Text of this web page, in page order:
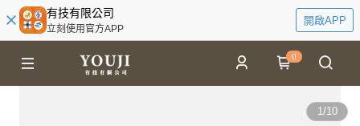
有技有限公司
立刻使用官方APP
開啟APP
0
1/10